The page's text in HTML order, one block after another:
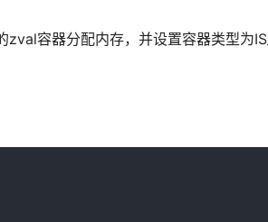
容器分配内存，并设置容器类型为IS_